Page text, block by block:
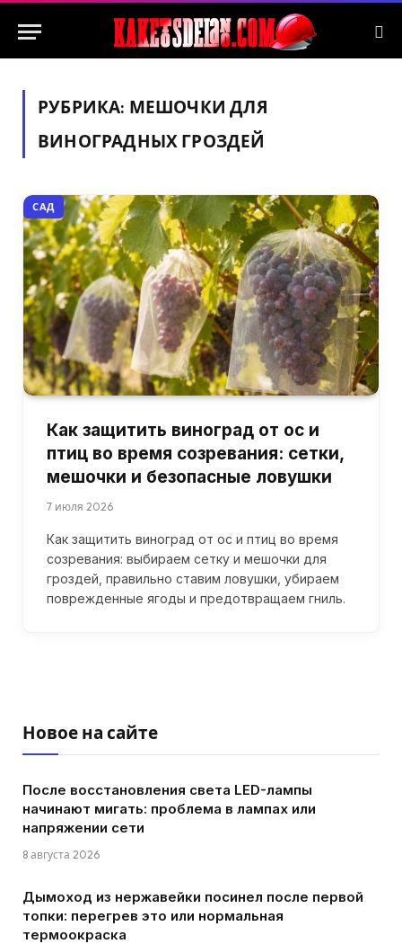
РУБРИКА: МЕШОЧКИ ДЛЯ
ВИНОГРАДНЫХ ГРОЗДЕЙ
САД
Как защитить виноград от ос и
птиц во время созревания: сетки,
мешочки и безопасные ловушки
7 июля 2026
Как защитить виноград от ос и птиц во время
созревания: выбираем сетку и мешочки для
гроздей, правильно ставим ловушки, убираем
поврежденные ягоды и предотвращаем гниль.
Новое на сайте
После восстановления света LED-лампы
начинают мигать: проблема в лампах или
напряжении сети
8 августа 2026
Дымоход из нержавейки посинел после первой
топки: перегрев это или нормальная
термоокраска